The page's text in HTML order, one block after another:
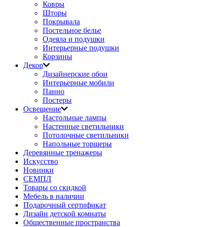
Ковры
Шторы
Покрывала
Постельное белье
Одеяла и подушки
Интерьерные подушки
Корзины
Декор
Дизайнерские обои
Интерьерные мобили
Панно
Постеры
Освещение
Настольные лампы
Настенные светильники
Потолочные светильники
Напольные торшеры
Деревянные тренажеры
Искусство
Новинки
СЕМПЛ
Товары со скидкой
Мебель в наличии
Подарочный сертификат
Дизайн детской комнаты
Общественные пространства